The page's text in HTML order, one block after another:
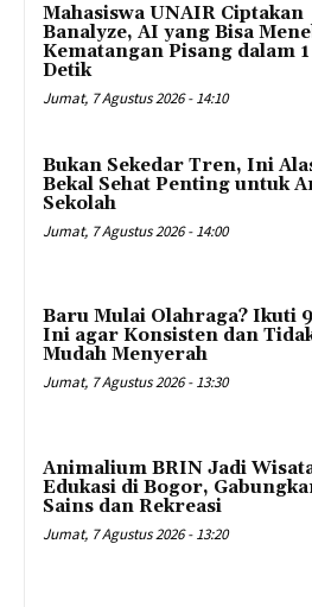
Mahasiswa UNAIR Ciptakan
Banalyze, AI yang Bisa
Kematangan Pisang dalam 1
Detik
Jumat, 7 Agustus 2026 - 14:10
Bukan Sekedar Tren, Ini
Bekal Sehat Penting untuk
Sekolah
Jumat, 7 Agustus 2026 - 14:00
Baru Mulai Olahraga? Ikuti
Ini agar Konsisten dan
Mudah Menyerah
Jumat, 7 Agustus 2026 - 13:30
Animalium BRIN Jadi
Edukasi di Bogor,
Sains dan Rekreasi
Jumat, 7 Agustus 2026 - 13:20